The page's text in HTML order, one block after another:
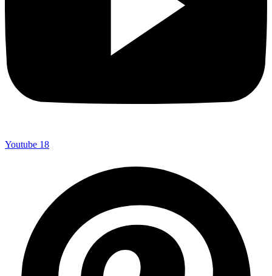
Youtube 18